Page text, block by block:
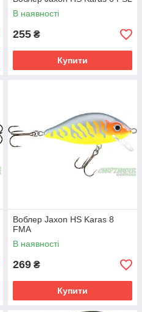
В наявності
255 ₴
Купити
Воблер Jaxon HS Karas 8
FMA
В наявності
269 ₴
Купити